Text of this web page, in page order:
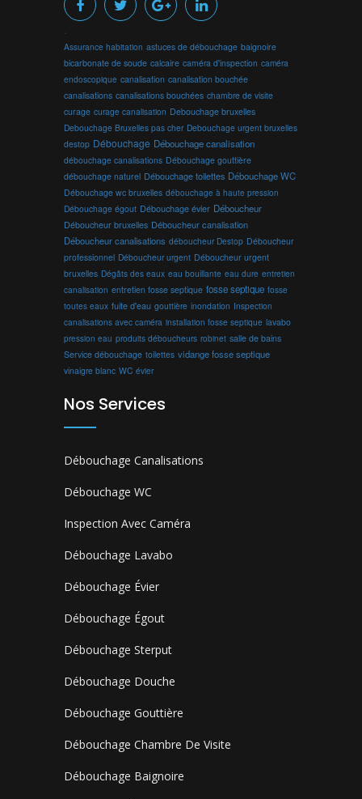
Assurance habitation astuces de débouchage baignoire
bicarbonate de soude calcaire caméra d'inspection caméra
endoscopique canalisation canalisation bouchée
canalisations canalisations bouchées chambre de visite
curage curage canalisation Debouchage bruxelles
Debouchage Bruxelles pas cher Debouchage urgent bruxelles
destop Débouchage Débouchage canalisation
débouchage canalisations Débouchage gouttière
débouchage naturel Débouchage toilettes Débouchage WC
Débouchage wc bruxelles débouchage à haute pression
Débouchage égout Débouchage évier Déboucheur
Déboucheur bruxelles Déboucheur canalisation
Déboucheur canalisations déboucheur Destop Déboucheur
professionnel Déboucheur urgent Déboucheur urgent
bruxelles Dégâts des eaux eau bouillante eau dure entretien
canalisation entretien fosse septique fosse septique fosse
toutes eaux fuite d'eau gouttière inondation Inspection
canalisations avec caméra installation fosse septique lavabo
pression eau produits déboucheurs robinet salle de bains
Service débouchage toilettes vidange fosse septique
vinaigre blanc WC évier
Nos Services
Débouchage Canalisations
Débouchage WC
Inspection Avec Caméra
Débouchage Lavabo
Débouchage Évier
Débouchage Égout
Débouchage Sterput
Débouchage Douche
Débouchage Gouttière
Débouchage Chambre De Visite
Débouchage Baignoire